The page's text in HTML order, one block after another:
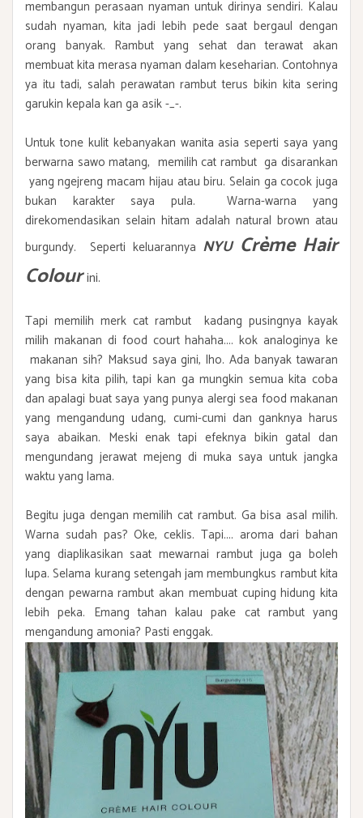
membangun perasaan nyaman untuk dirinya sendiri. Kalau
sudah nyaman, kita jadi lebih pede saat bergaul dengan
orang banyak. Rambut yang sehat dan terawat akan
membuat kita merasa nyaman dalam keseharian. Contohnya
ya itu tadi, salah perawatan rambut terus bikin kita sering
garukin kepala kan ga asik -_-.
Untuk tone kulit kebanyakan wanita asia seperti saya yang
berwarna sawo matang, memilih cat rambut ga disarankan
yang ngejreng macam hijau atau biru. Selain ga cocok juga
bukan karakter saya pula. Warna-warna yang
direkomendasikan selain hitam adalah natural brown atau
burgundy. Seperti keluarannya NYU CrèmeHair
Colourini.
Tapi memilih merk cat rambut kadang pusingnya kayak
milih makanan di food court hahaha.... kok analoginya ke
makanan sih? Maksud saya gini, lho. Ada banyak tawaran
yang bisa kita pilih, tapi kan ga mungkin semua kita coba
dan apalagi buat saya yang punya alergi sea food makanan
yang mengandung udang, cumi-cumi dan ganknya harus
saya abaikan. Meski enak tapi efeknya bikin gatal dan
mengundang jerawat mejeng di muka saya untuk jangka
waktu yang lama.
Begitu juga dengan memilih cat rambut. Ga bisa asal milih.
Warna sudah pas? Oke, ceklis. Tapi.... aroma dari bahan
yang diaplikasikan saat mewarnai rambut juga ga boleh
lupa. Selama kurang setengah jam membungkus rambut kita
dengan pewarna rambut akan membuat cuping hidung kita
lebih peka. Emang tahan kalau pake cat rambut yang
mengandung amonia? Pasti enggak.